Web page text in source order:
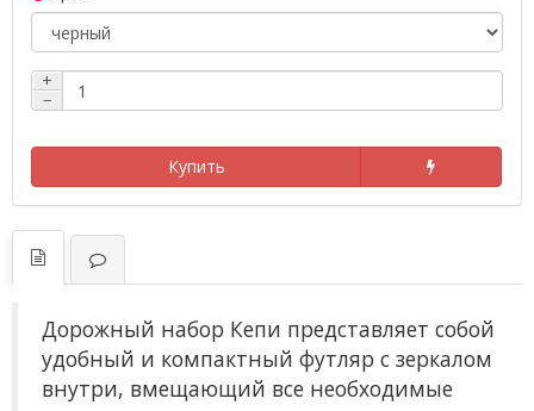
+
−
Купить
Дорожный набор Кепи представляет собой
удобный и компактный футляр с зеркалом
внутри, вмещающий все необходимые